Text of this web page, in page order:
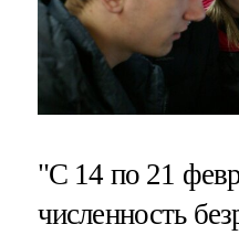
"С 14 по 21
численность